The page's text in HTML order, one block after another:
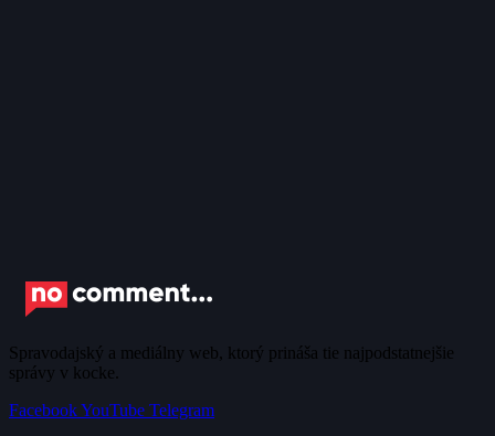
Spravodajský a mediálny web, ktorý prináša tie najpodstatnejšie
správy v kocke.
FacebookYouTube Telegram